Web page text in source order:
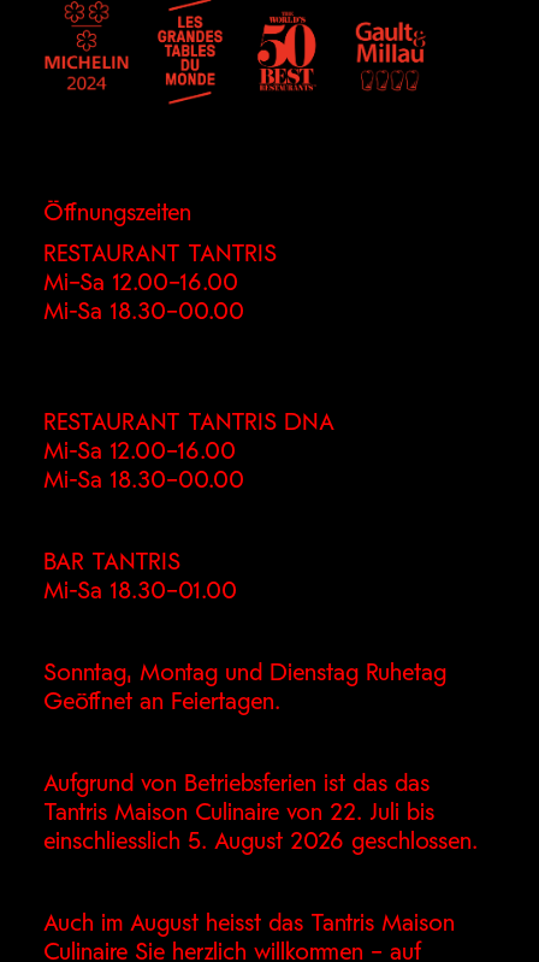
Öffnungszeiten
RESTAURANT TANTRIS
Mi–Sa 12.00–16.00
Mi-Sa 18.30–00.00
RESTAURANT TANTRIS DNA
Mi-Sa 12.00–16.00
Mi-Sa 18.30–00.00
BAR TANTRIS
Mi-Sa 18.30–01.00
Sonntag, Montag und Dienstag Ruhetag
Geöffnet an Feiertagen.
Aufgrund von Betriebsferien ist das das
Tantris Maison Culinaire von 22. Juli bis
einschliesslich 5. August 2026 geschlossen.
Auch im August heisst das Tantris Maison
Culinaire Sie herzlich willkommen – auf